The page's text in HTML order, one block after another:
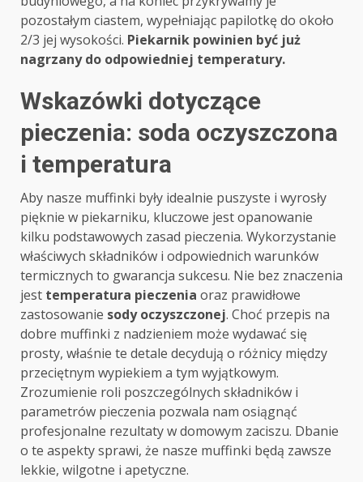
pozostałym ciastem, wypełniając papilotkę do około
2/3 jej wysokości. Piekarnik powinien być już
nagrzany do odpowiedniej temperatury.
Wskazówki dotyczące
pieczenia: soda oczyszczona
i temperatura
Aby nasze muffinki były idealnie puszyste i wyrosły
pięknie w piekarniku, kluczowe jest opanowanie
kilku podstawowych zasad pieczenia. Wykorzystanie
właściwych składników i odpowiednich warunków
termicznych to gwarancja sukcesu. Nie bez znaczenia
jest temperatura pieczenia oraz prawidłowe
zastosowanie sody oczyszczonej. Choć przepis na
dobre muffinki z nadzieniem może wydawać się
prosty, właśnie te detale decydują o różnicy między
przeciętnym wypiekiem a tym wyjątkowym.
Zrozumienie roli poszczególnych składników i
parametrów pieczenia pozwala nam osiągnąć
profesjonalne rezultaty w domowym zaciszu. Dbanie
o te aspekty sprawi, że nasze muffinki będą zawsze
lekkie, wilgotne i apetyczne.